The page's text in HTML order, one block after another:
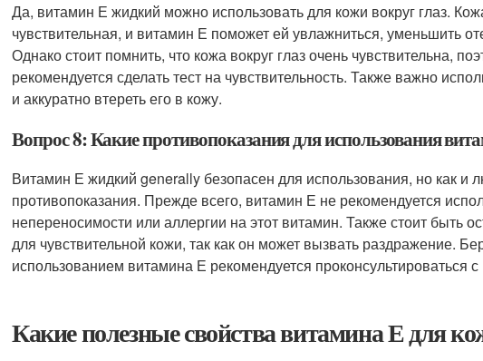
Да, витамин Е жидкий можно использовать для кожи вокруг глаз.
чувствительная, и витамин Е поможет ей увлажниться, уменьшить
Однако стоит помнить, что кожа вокруг глаз очень чувствительна,
рекомендуется сделать тест на чувствительность. Также важно
и аккуратно втереть его в кожу.
Вопрос 8: Какие противопоказания для использования
Витамин Е жидкий generally безопасен для использования, но как и
противопоказания. Прежде всего, витамин Е не рекомендуется
непереносимости или аллергии на этот витамин. Также стоит быть
для чувствительной кожи, так как он может вызвать
использованием витамина Е рекомендуется проконсультироваться
Какие полезные свойства витамина Е для